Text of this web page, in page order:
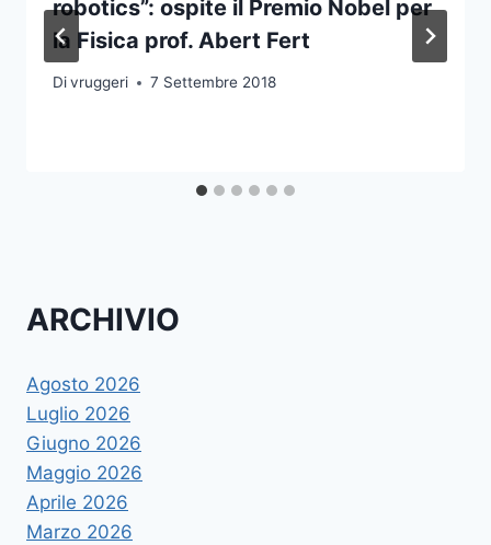
robotics”: ospite il Premio Nobel per
la Fisica prof. Abert Fert
Divruggeri 7 Settembre 2018
ARCHIVIO
Agosto 2026
Luglio 2026
Giugno 2026
Maggio 2026
Aprile 2026
Marzo 2026